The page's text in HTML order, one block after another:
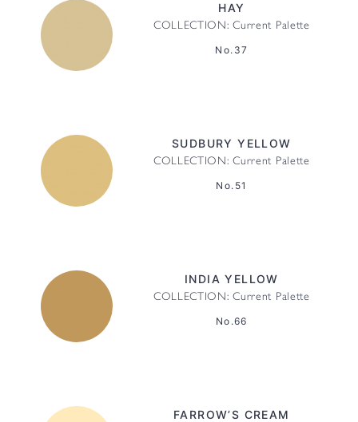
HAY
COLLECTION: Current Palette
No.37
SUDBURY YELLOW
COLLECTION: Current Palette
No.51
INDIA YELLOW
COLLECTION: Current Palette
No.66
FARROW’S CREAM